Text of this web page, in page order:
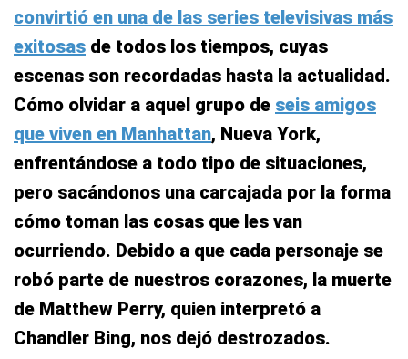
convirtió en una de las series televisivas más
exitosas de todos los tiempos, cuyas
escenas son recordadas hasta la actualidad.
Cómo olvidar a aquel grupo de seis amigos
que viven en Manhattan, Nueva York,
enfrentándose a todo tipo de situaciones,
pero sacándonos una carcajada por la forma
cómo toman las cosas que les van
ocurriendo. Debido a que cada personaje se
robó parte de nuestros corazones, la muerte
de Matthew Perry, quien interpretó a
Chandler Bing, nos dejó destrozados.